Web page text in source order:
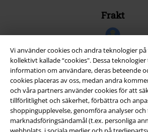
Vi använder cookies och andra teknologier
kollektivt kallade “cookies". Dessa
information om användare, deras beteende
cookies placeras av oss, medan andra
och våra partners använder cookies för att
tillförlitlighet och säkerhet, förbättra och
shoppingupplevelse, genomföra analyser och
marknadsföringsändamål (t.ex. personliga
Frakt
EMP-appen
Ladda ner EMP-appen nu och ta del